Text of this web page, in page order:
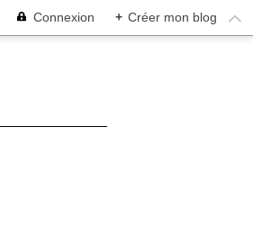
Connexion + Créer mon blog